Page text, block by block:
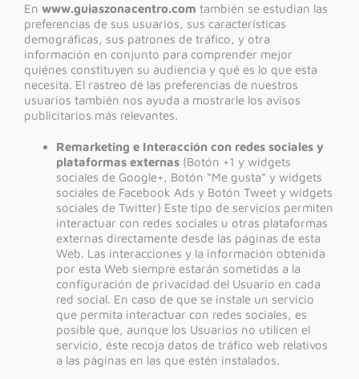
En www.guiaszonacentro.com también se estudian las
preferencias de sus usuarios, sus características
demográficas, sus patrones de tráfico, y otra
información en conjunto para comprender mejor
quiénes constituyen su audiencia y qué es lo que esta
necesita. El rastreo de las preferencias de nuestros
usuarios también nos ayuda a mostrarle los avisos
publicitarios más relevantes.
Remarketing e Interacción con redes sociales y
plataformas externas(Botón +1 y widgets
sociales de Google+, Botón “Me gusta” y widgets
sociales de Facebook Ads y Botón Tweet y widgets
sociales de Twitter) Este tipo de servicios permiten
interactuar con redes sociales u otras plataformas
externas directamente desde las páginas de esta
Web. Las interacciones y la información obtenida
por esta Web siempre estarán sometidas a la
configuración de privacidad del Usuario en cada
red social. En caso de que se instale un servicio
que permita interactuar con redes sociales, es
posible que, aunque los Usuarios no utilicen el
servicio, éste recoja datos de tráfico web relativos
a las páginas en las que estén instalados.